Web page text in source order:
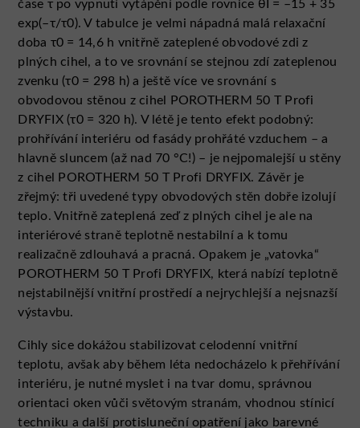
čase τ po vypnutí vytápění podle rovnice θI = –15 + 35
exp(–τ/τ0). V tabulce je velmi nápadná malá relaxační
doba τ0 = 14,6 h vnitřně zateplené obvodové zdi z
plných cihel, a to ve srovnání se stejnou zdí zateplenou
zvenku (τ0 = 298 h) a ještě více ve srovnání s
obvodovou stěnou z cihel POROTHERM 50 T Profi
DRYFIX (τ0 = 320 h). V létě je tento efekt podobný:
prohřívání interiéru od fasády prohřáté vzduchem – a
hlavně sluncem (až nad 70 °C!) – je nejpomalejší u stěny
z cihel POROTHERM 50 T Profi DRYFIX. Závěr je
zřejmý: tři uvedené typy obvodových stěn dobře izolují
teplo. Vnitřně zateplená zeď z plných cihel je ale na
interiérové straně teplotně nestabilní a k tomu
realizačně zdlouhavá a pracná. Opakem je „vatovka“
POROTHERM 50 T Profi DRYFIX, která nabízí teplotně
nejstabilnější vnitřní prostředí a nejrychlejší a nejsnazší
výstavbu.
Cihly sice dokážou stabilizovat celodenní vnitřní
teplotu, avšak aby během léta nedocházelo k přehřívání
interiéru, je nutné myslet i na tvar domu, správnou
orientaci oken vůči světovým stranám, vhodnou stínicí
techniku a další protisluneční opatření jako barevné